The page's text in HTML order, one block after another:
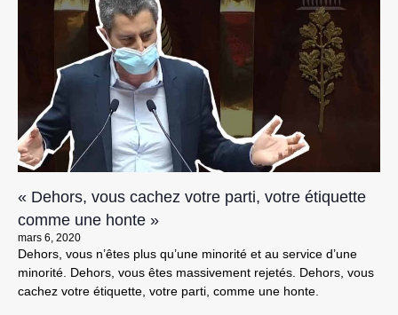
« Dehors, vous cachez votre parti, votre étiquette
comme une honte »
mars 6, 2020
Dehors, vous n’êtes plus qu’une minorité et au service d’une
minorité. Dehors, vous êtes massivement rejetés. Dehors, vous
cachez votre étiquette, votre parti, comme une honte.